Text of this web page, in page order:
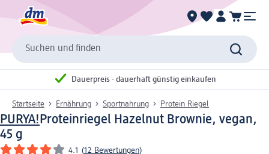
Suchen und finden
Dauerpreis - dauerhaft günstig einkaufen
Startseite Ernährung Sportnahrung Protein Riegel
PURYA!Proteinriegel Hazelnut Brownie, vegan,
45 g
4.1 (12 Bewertungen)